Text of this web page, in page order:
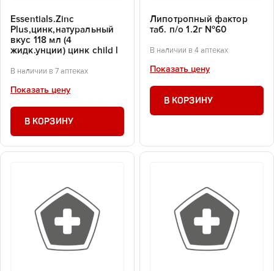
Essentials.Zinc
Plus,цинк,натуральный
вкус 118 мл (4
жидк.унции) цинк child l
В наличии в 7 аптеках
Показать цену
В КОРЗИНУ
Липотропный фактор
таб. п/о 1.2г №60
В наличии в 4 аптеках
Показать цену
В КОРЗИНУ